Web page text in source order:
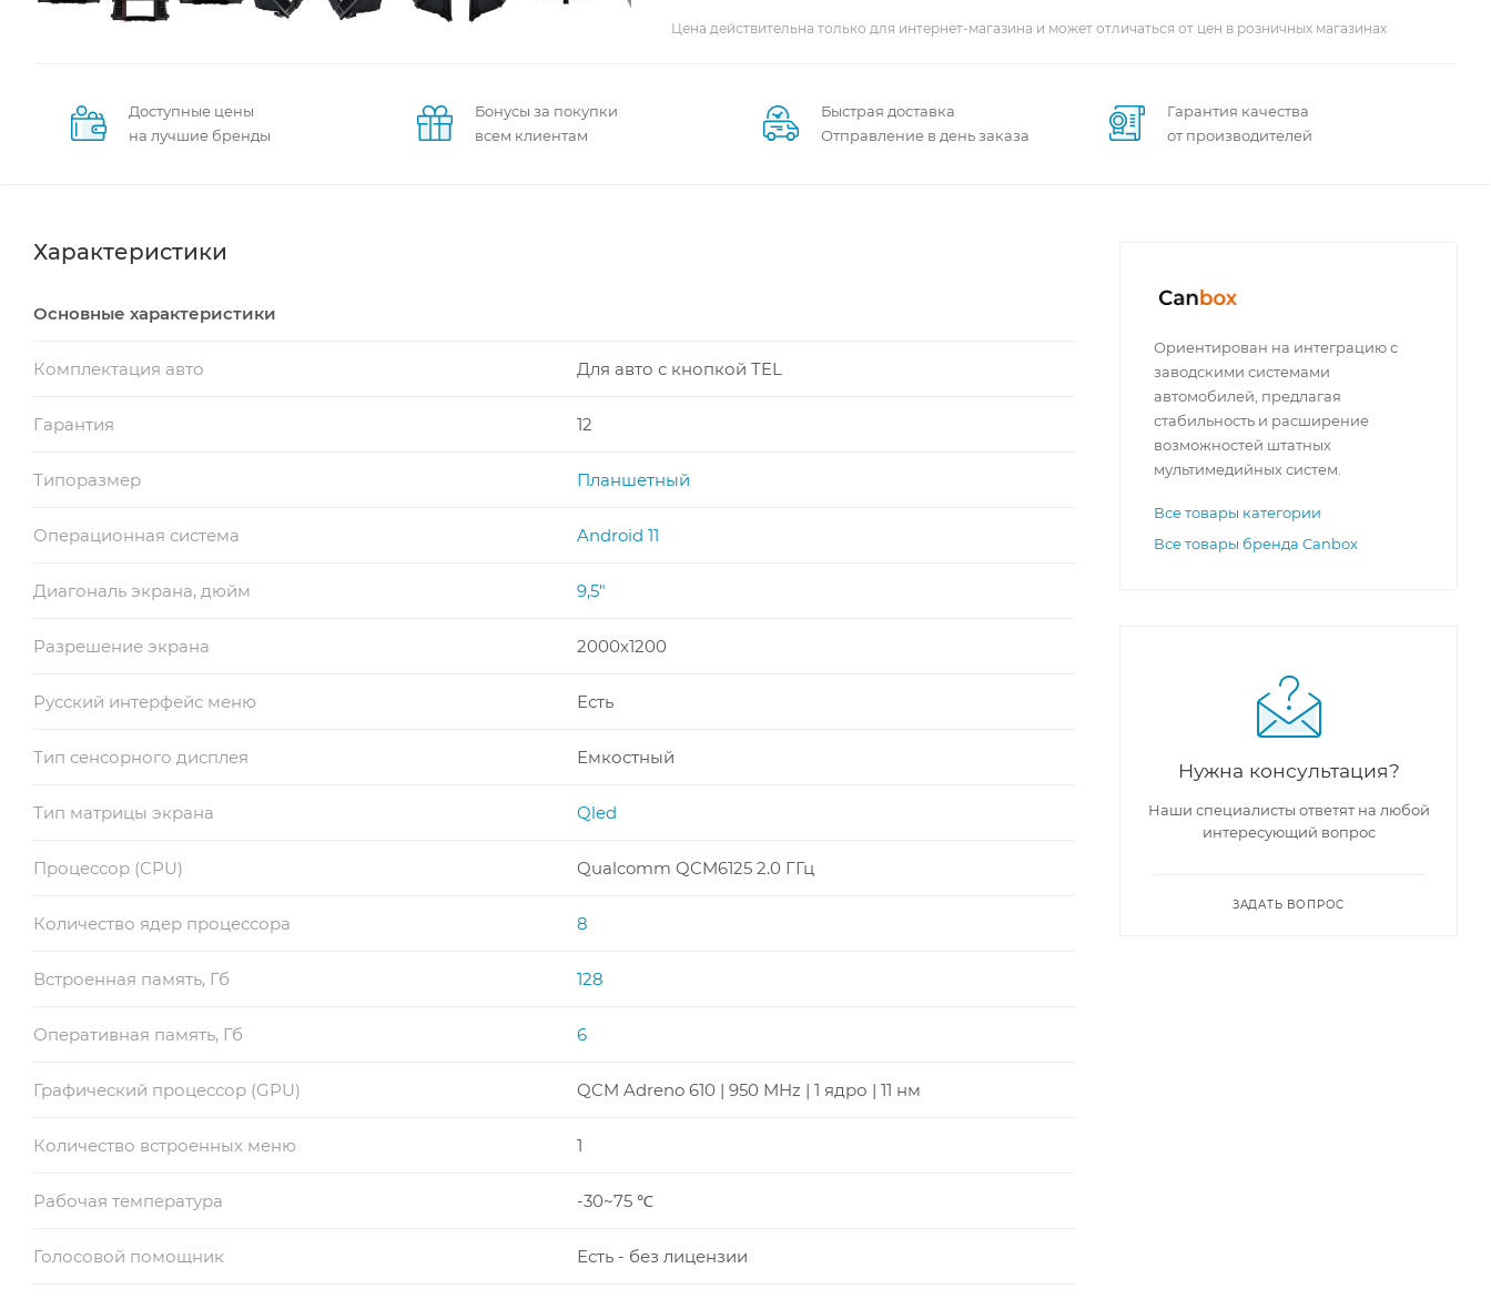
Цена действительна только для интернет-магазина и может отличаться от цен в розничных магазинах
Доступные цены
на лучшие бренды
Бонусы за покупки
всем клиентам
Быстрая доставка
Отправление в день заказа
Гарантия качества
от производителей
Характеристики
Основные характеристики
Комплектация авто Для авто с кнопкой TEL
Гарантия 12
Типоразмер Планшетный
Операционная система Android 11
Диагональ экрана, дюйм 9,5"
Разрешение экрана 2000x1200
Русский интерфейс меню Есть
Тип сенсорного дисплея Емкостный
Тип матрицы экрана Qled
Процессор (CPU) Qualcomm QCM6125 2.0 ГГц
Количество ядер процессора 8
Встроенная память, Гб 128
Оперативная память, Гб 6
Графический процессор (GPU) QCM Adreno 610 | 950 MHz | 1 ядро | 11 нм
Количество встроенных меню 1
Рабочая температура -30~75 ℃
Голосовой помощник Есть - без лицензии
Ориентирован на интеграцию с
заводскими системами
автомобилей, предлагая
стабильность и расширение
возможностей штатных
мультимедийных систем.
Все товары категории
Все товары бренда Canbox
Нужна консультация?
Наши специалисты ответят на любой
интересующий вопрос
ЗАДАТЬ ВОПРОС